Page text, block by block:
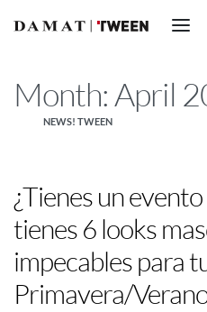
Month: April
NEWS! TWEEN
¿Tienes un
tienes 6 looks
impecables para
Primavera/